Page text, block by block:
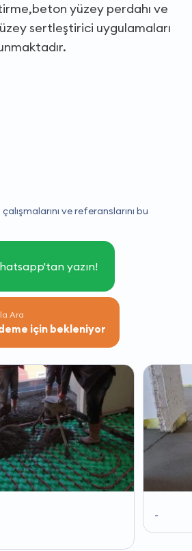
yüzey perdahı ve
sertleştirici uygulamaları
ve referanslarını bu
yazın!
Ara
için bekleniyor
-